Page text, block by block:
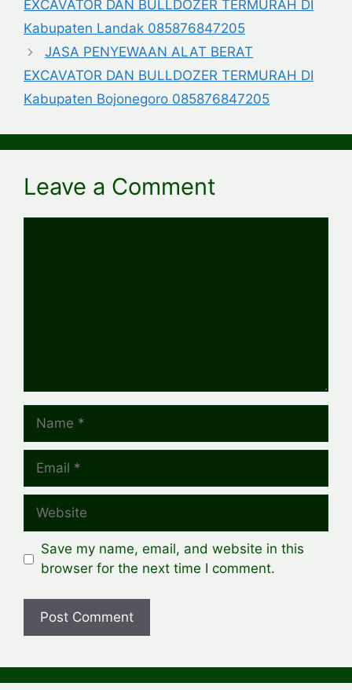
EXCAVATOR DAN BULLDOZER TERMURAH DI
Kabupaten Landak 085876847205
JASA PENYEWAAN ALAT BERAT
EXCAVATOR DAN BULLDOZER TERMURAH DI
Kabupaten Bojonegoro 085876847205
Leave a Comment
Name
Email
Website
Save my name, email, and website in this
browser for the next time I comment.